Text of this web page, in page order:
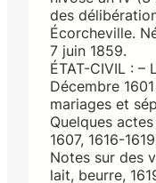
des
Écorcheville.
7 juin 1859.
ÉTAT-CIVIL : –
Décembre
mariages et
Quelques
1607, 1616-
Notes sur des
lait, beurre,